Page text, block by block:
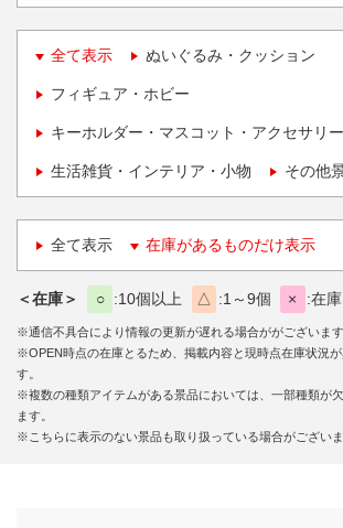
全て表示 ぬいぐるみ・クッション
フィギュア・ホビー
キーホルダー・マスコット・アクセサリー
生活雑貨・インテリア・小物 その他
全て表示 在庫があるものだけ表示
＜在庫＞ ○ 10個以上 △ 1～9個 × 在
※通信不具合により情報の更新が遅れる場合ががございます
※OPEN時点の在庫とるため、掲載内容と現時点在庫状況
す。
※複数の種類アイテムがある景品においては、一部種類が
ます。
※こちらに表示のない景品も取り扱っている場合がございま